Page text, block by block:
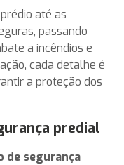
até as
passando
a incêndios e
cada detalhe é
a proteção dos
predial
de segurança